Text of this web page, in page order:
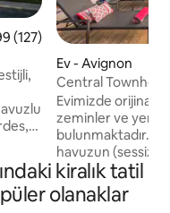
ortalama 4,99
(127)
topu
Ev - Avignon
Central
Courtyard and
Evimizde orijinal
zeminler ve yerel
bulunmaktadır.
havuzun (sessiz
komşularımız da
ediyor) tadını çıkarın. Semt
ancak Pont
kiralık tatil
olanaklar